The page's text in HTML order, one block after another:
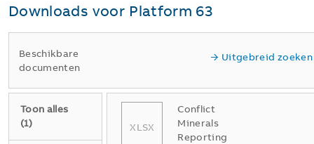
Downloads voor Platform 63
Beschikbare
documenten
Uitgebreid zoeken
Toon alles
(1) XLSX
Conflict
Minerals
Reporting